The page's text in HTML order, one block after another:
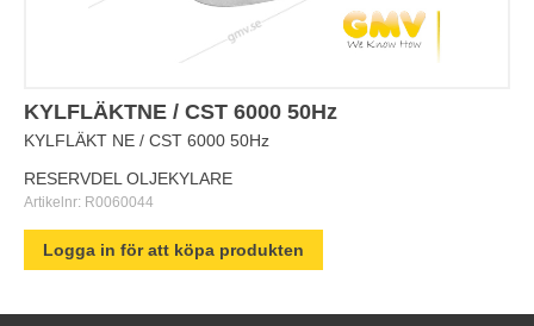
KYLFLÄKTNE / CST 6000 50Hz
KYLFLÄKT NE / CST 6000 50Hz
RESERVDEL OLJEKYLARE
Artikelnr: R0060044
Logga in för att köpa produkten